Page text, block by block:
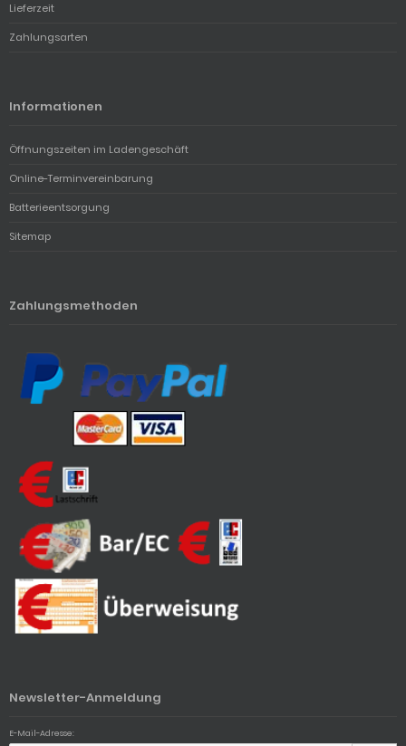
Lieferzeit
Zahlungsarten
Informationen
Öffnungszeiten im Ladengeschäft
Online-Terminvereinbarung
Batterieentsorgung
Sitemap
Zahlungsmethoden
Newsletter-Anmeldung
E-Mail-Adresse: